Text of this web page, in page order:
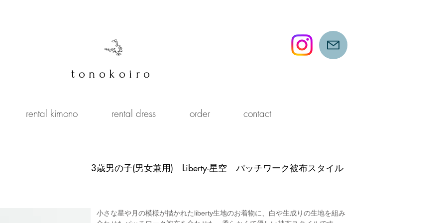
tonokoiro
rental kimono rental dress order contact
​3歳男の子(男女兼用) Liberty-星空 パッチワーク被布スタイル
小さな星や月の模様が描かれたliberty生地のお着物に、白や生成りの生地を組み